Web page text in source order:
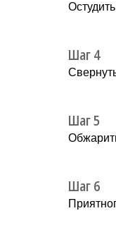
Шаг 4
Шаг 5
Шаг 6